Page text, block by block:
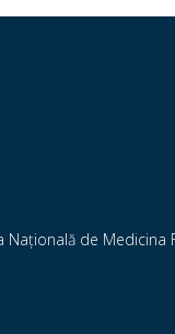
Națională de Medicina